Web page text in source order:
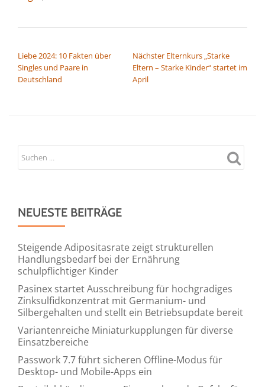
Liebe 2024: 10 Fakten über
Singles und Paare in
Deutschland
Nächster Elternkurs „Starke
Eltern – Starke Kinder“ startet im
April
NEUESTE BEITRÄGE
Steigende Adipositasrate zeigt strukturellen
Handlungsbedarf bei der Ernährung
schulpflichtiger Kinder
Pasinex startet Ausschreibung für hochgradiges
Zinksulfidkonzentrat mit Germanium- und
Silbergehalten und stellt ein Betriebsupdate bereit
Variantenreiche Miniaturkupplungen für diverse
Einsatzbereiche
Passwork 7.7 führt sicheren Offline-Modus für
Desktop- und Mobile-Apps ein